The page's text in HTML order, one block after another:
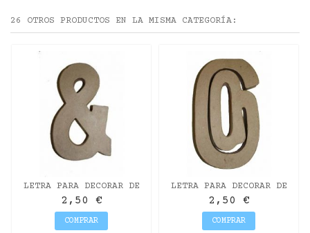
26 OTROS PRODUCTOS EN LA MISMA CATEGORÍA:
LETRA PARA DECORAR DE
CARTÓN "&" 10CM
2,50 €
COMPRAR
LETRA PARA DECORAR DE
CARTÓN "@" 10CM
2,50 €
COMPRAR